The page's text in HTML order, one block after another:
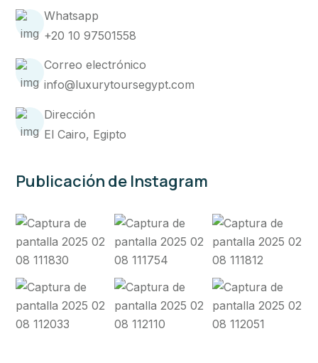
Whatsapp
+20 10 97501558
Correo electrónico
info@luxurytoursegypt.com
Dirección
El Cairo, Egipto
Publicación de Instagram